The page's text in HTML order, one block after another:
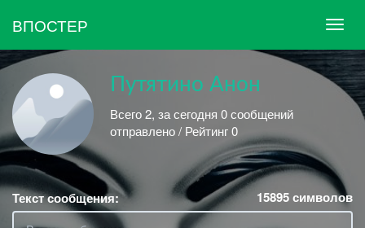
ВПОСТЕР
Путятино Анон
Всего 2, за сегодня 0 сообщений
отправлено / Рейтинг 0
Текст сообщения: 15895символов